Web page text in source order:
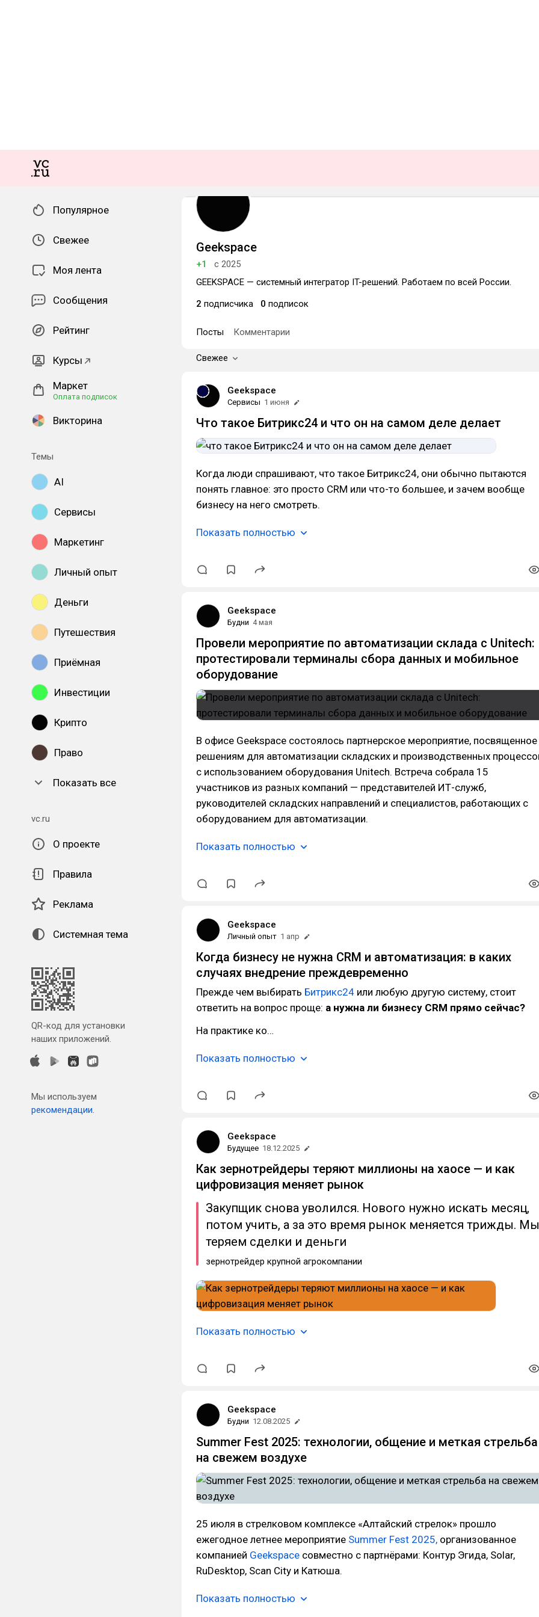
Популярное
Свежее
Моя лента
Сообщения
Рейтинг
Курсы
Маркет
Оплата подписок
Викторина
Темы
AI
Сервисы
Маркетинг
Личный опыт
Деньги
Путешествия
Приёмная
Инвестиции
Крипто
Право
Показать все
vc.ru
О проекте
Правила
Реклама
Системная тема
QR-код для установки
наших приложений.
Мы используем
рекомендации.
Geekspace
+1
с 2025
GEEKSPACE — системный интегратор IT-решений. Работаем по всей России.
2 подписчика 0 подписок
Посты Комментарии
Свежее
Geekspace
Сервисы 1 июня
Что такое Битрикс24 и что он на самом деле делает
Когда люди спрашивают, что такое Битрикс24, они обычно пытаются
понять главное: это просто CRM или что-то большее, и зачем вообще
бизнесу на него смотреть.
Показать полностью
Geekspace
Будни 4 мая
Провели мероприятие по автоматизации склада с Unitech:
протестировали терминалы сбора данных и мобильное
оборудование
В офисе Geekspace состоялось партнерское мероприятие, посвященное
решениям для автоматизации складских и производственных
с использованием оборудования Unitech. Встреча собрала 15
участников из разных компаний — представителей ИТ-служб,
руководителей складских направлений и специалистов, работающих с
оборудованием для автоматизации.
Показать полностью
Geekspace
Личный опыт 1 апр
Когда бизнесу не нужна CRM и автоматизация: в каких
случаях внедрение преждевременно
Прежде чем выбирать Битрикс24 или любую другую систему, стоит
ответить на вопрос проще: а нужна ли бизнесу CRM прямо сейчас?
На практике ко…
Показать полностью
Geekspace
Будущее 18.12.2025
Как зернотрейдеры теряют миллионы на хаосе — и как
цифровизация меняет рынок
Закупщик снова уволился. Нового нужно искать месяц,
потом учить, а за это время рынок меняется трижды. Мы
теряем сделки и деньги
зернотрейдер крупной агрокомпании
Показать полностью
Geekspace
Будни 12.08.2025
Summer Fest 2025: технологии, общение и меткая стрельба
на свежем воздухе
25 июля в стрелковом комплексе «Алтайский стрелок» прошло
ежегодное летнее мероприятие Summer Fest 2025, организованное
компанией Geekspace совместно с партнёрами: Контур Эгида, Solar,
RuDesktop, Scan City и Катюша.
Показать полностью